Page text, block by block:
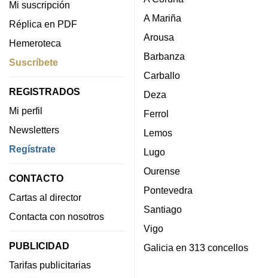
Mi suscripción
Réplica en PDF
Hemeroteca
Suscríbete
REGISTRADOS
Mi perfil
Newsletters
Regístrate
CONTACTO
Cartas al director
Contacta con nosotros
PUBLICIDAD
Tarifas publicitarias
A Mariña
Arousa
Barbanza
Carballo
Deza
Ferrol
Lemos
Lugo
Ourense
Pontevedra
Santiago
Vigo
Galicia en 313 concellos